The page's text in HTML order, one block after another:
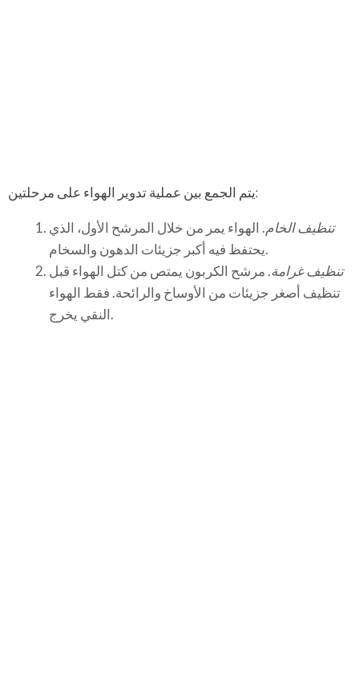
يتم الجمع بين عملية تدوير الهواء على مرحلتين:
تنظيف الخام. الهواء يمر من خلال المرشح الأول، الذي
يحتفظ فيه أكبر جزيئات الدهون والسخام.
تنظيف غرامة. مرشح الكربون يمتص من كتل الهواء قبل
تنظيف أصغر جزيئات من الأوساخ والرائحة. فقط الهواء
النقي يخرج.